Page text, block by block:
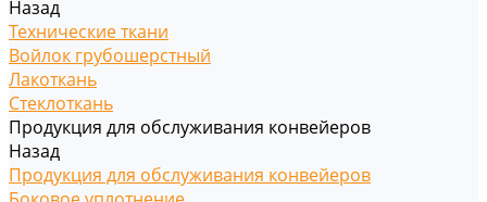
Назад
Технические ткани
Войлок грубошерстный
Лакоткань
Стеклоткань
Продукция для обслуживания конвейеров
Назад
Продукция для обслуживания конвейеров